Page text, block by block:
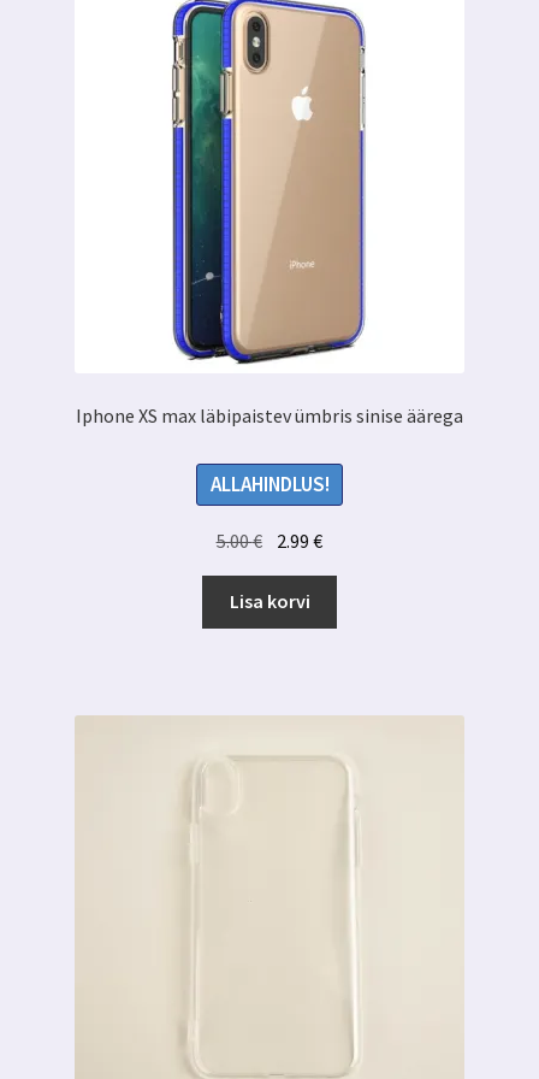
Iphone XS max läbipaistev ümbris sinise äärega
ALLAHINDLUS!
5.00€ Algne
oli:
5.00 €.
2.99€Praegune
2.99 €.
Lisa korvi